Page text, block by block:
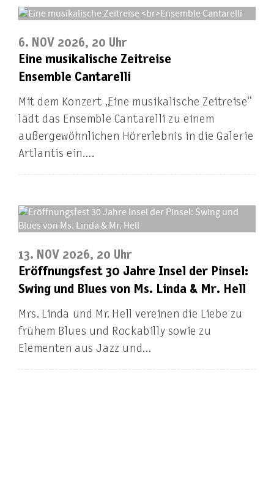
6. NOV 2026, 20 Uhr
Eine musikalische Zeitreise
Ensemble Cantarelli
Mit dem Konzert „Eine musikalische Zeitreise“
lädt das Ensemble Cantarelli zu einem
außergewöhnlichen Hörerlebnis in die Galerie
Artlantis ein….
13. NOV 2026, 20 Uhr
Eröffnungsfest 30 Jahre Insel der Pinsel:
Swing und Blues von Ms. Linda & Mr. Hell
Mrs. Linda und Mr. Hell vereinen die Liebe zu
frühem Blues und Rockabilly sowie zu
Elementen aus Jazz und…